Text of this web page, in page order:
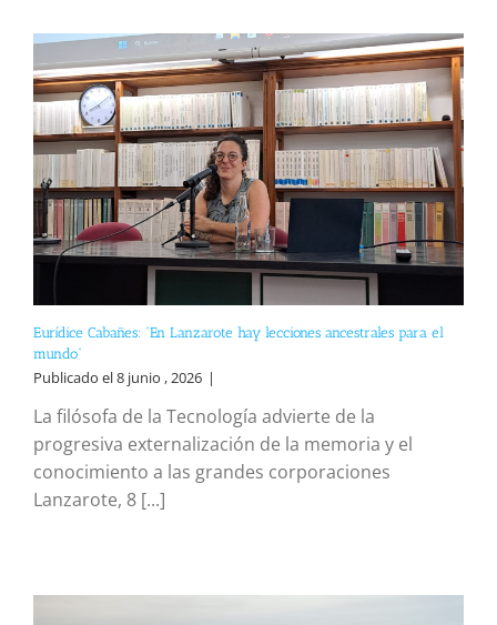
Eurídice Cabañes: “En Lanzarote hay lecciones ancestrales para el
mundo”
Publicado el 8 junio , 2026 |
La filósofa de la Tecnología advierte de la
progresiva externalización de la memoria y el
conocimiento a las grandes corporaciones
Lanzarote, 8 [...]